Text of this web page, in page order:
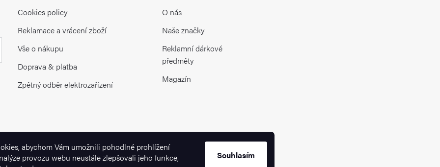
abychom Vám umožnili pohodlné prohlížení
provozu webu neustále zlepšovali jeho funkce,
Souhlasím
Cookies policy
Reklamace a vrácení zboží
Vše o nákupu
Doprava & platba
Zpětný odběr elektrozařízení
O nás
Naše značky
Reklamní dárkové
předměty
Magazín